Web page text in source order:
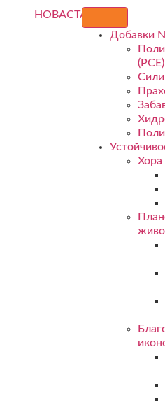
Добавки
(PCE)
Хора